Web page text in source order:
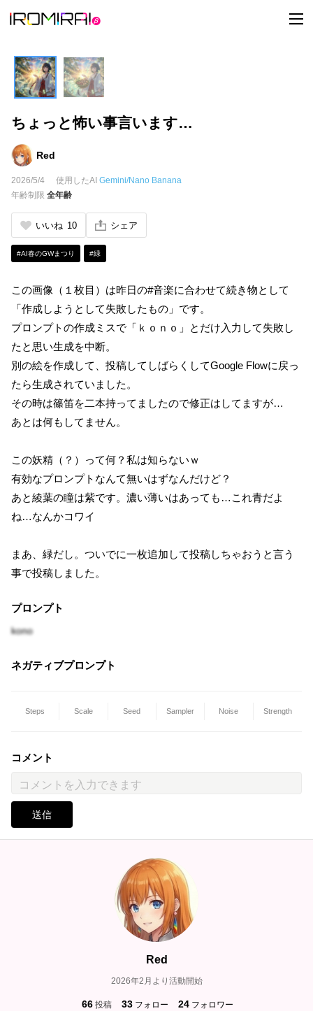
t
o
ちょっと怖い事言います…
Red
2026/5/4 使用したAI Gemini/Nano Banana
年齢制限 全年齢
いいね 10 シェア
#AI春のGWまつり #緑
この画像（１枚目）は昨日の#音楽に合わせて続き物として
「作成しようとして失敗したもの」です。
プロンプトの作成ミスで「ｋｏｎｏ」とだけ入力して失敗し
たと思い生成を中断。
別の絵を作成して、投稿してしばらくしてGoogle Flowに戻っ
たら生成されていました。
その時は篠笛を二本持ってましたので修正はしてますが…
あとは何もしてません。
この妖精（？）って何？私は知らないｗ
有効なプロンプトなんて無いはずなんだけど？
あと綾葉の瞳は紫です。濃い薄いはあっても…これ青だよ
ね…なんかコワイ
まあ、緑だし。ついでに一枚追加して投稿しちゃおうと言う
事で投稿しました。
プロンプト
kono
ネガティブプロンプト
Steps Scale Seed Sampler Noise Strength
コメント
送信
Red
2026年2月より活動開始
66 投稿 33 フォロー 24 フォロワー